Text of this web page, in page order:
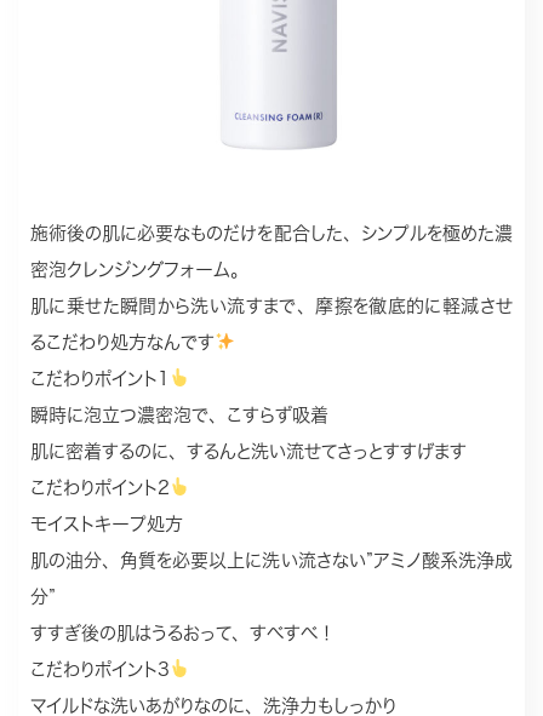
施術後の肌に必要なものだけを配合した、シンプルを極めた濃
密泡クレンジングフォーム。
肌に乗せた瞬間から洗い流すまで、摩擦を徹底的に軽減させ
るこだわり処方なんです
こだわりポイント1
瞬時に泡立つ濃密泡で、こすらず吸着
肌に密着するのに、するんと洗い流せてさっとすすげます
こだわりポイント2
モイストキープ処方
肌の油分、角質を必要以上に洗い流さない”アミノ酸系洗浄成
分”
すすぎ後の肌はうるおって、すべすべ！
こだわりポイント3
マイルドな洗いあがりなのに、洗浄力もしっかり